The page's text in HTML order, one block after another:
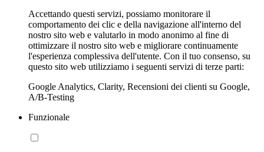
Accettando questi servizi, possiamo monitorare il
comportamento dei clic e della navigazione all'interno del
nostro sito web e valutarlo in modo anonimo al fine di
ottimizzare il nostro sito web e migliorare continuamente
l'esperienza complessiva dell'utente. Con il tuo consenso, su
questo sito web utilizziamo i seguenti servizi di terze parti:
Google Analytics, Clarity, Recensioni dei clienti su Google,
A/B-Testing
Funzionale